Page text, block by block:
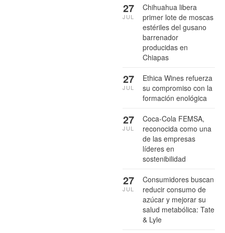
Chihuahua libera
primer lote de moscas
estériles del gusano
barrenador
producidas en
Chiapas
27
JUL
Ethica Wines refuerza
su compromiso con la
formación enológica
27
JUL
Coca-Cola FEMSA,
reconocida como una
de las empresas
líderes en
sostenibilidad
27
JUL
Consumidores buscan
reducir consumo de
azúcar y mejorar su
salud metabólica: Tate
& Lyle
27
JUL